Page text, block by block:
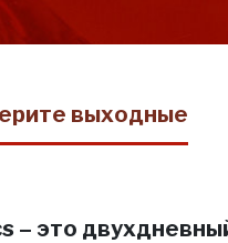
выходные
– это